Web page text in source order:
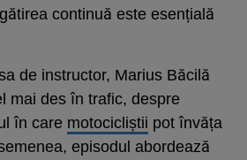
continuă este esențială
de instructor, Marius Băcilă
mai des în trafic, despre
în care motocicliștii pot învăța
episodul abordează